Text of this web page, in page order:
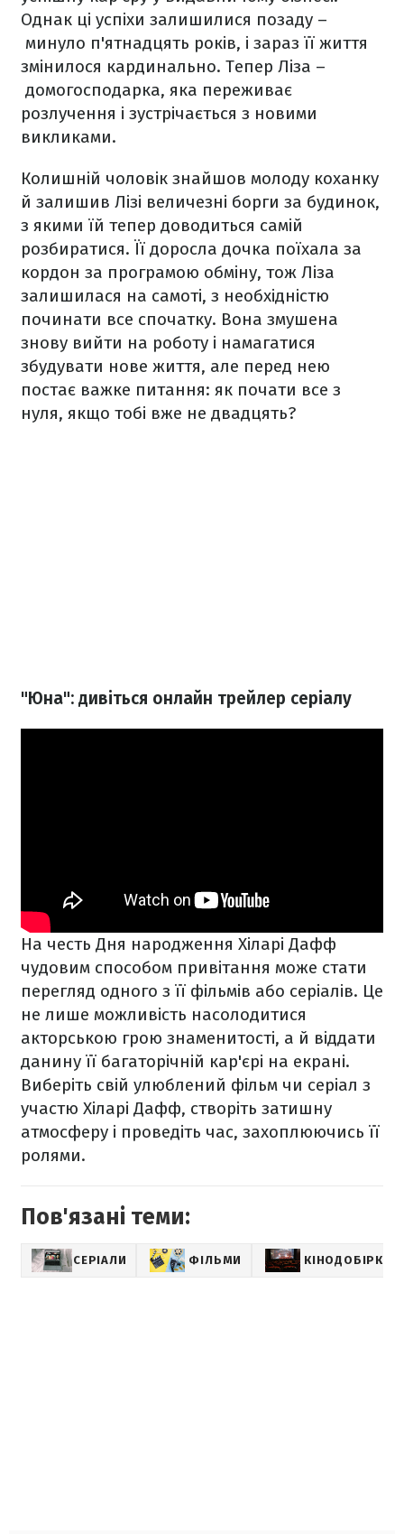
Однак ці успіхи залишилися позаду –
минуло п'ятнадцять років, і зараз її життя
змінилося кардинально. Тепер Ліза –
домогосподарка, яка переживає
розлучення і зустрічається з новими
викликами.
Колишній чоловік знайшов молоду коханку
й залишив Лізі величезні борги за будинок,
з якими їй тепер доводиться самій
розбиратися. Її доросла дочка поїхала за
кордон за програмою обміну, тож Ліза
залишилася на самоті, з необхідністю
починати все спочатку. Вона змушена
знову вийти на роботу і намагатися
збудувати нове життя, але перед нею
постає важке питання: як почати все з
нуля, якщо тобі вже не двадцять?
"Юна": дивіться онлайн трейлер серіалу
На честь Дня народження Хіларі Дафф
чудовим способом привітання може стати
перегляд одного з її фільмів або серіалів. Це
не лише можливість насолодитися
акторською грою знаменитості, а й віддати
данину її багаторічній кар'єрі на екрані.
Виберіть свій улюблений фільм чи серіал з
участю Хіларі Дафф, створіть затишну
атмосферу і проведіть час, захоплюючись її
ролями.
Пов'язані теми:
СЕРІАЛИ ФІЛЬМИ КІНОДОБІРКИ